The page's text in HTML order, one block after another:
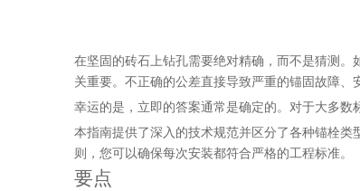
在坚固的砖石上钻孔需要绝对精确，而不是猜测
关重要。不正确的公差直接导致严重的锚固故障、
幸运的是，立即的答案通常是确定的。对于大多
本指南提供了深入的技术规范并区分了各种锚栓
则，您可以确保每次安装都符合严格的工程标准。
要点